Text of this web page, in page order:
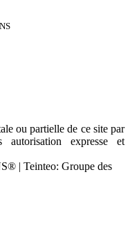
ou partielle de ce site par
expresse et
| Teinteo: Groupe des